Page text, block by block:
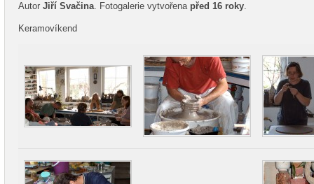
Autor Jiří Svačina. Fotogalerie vytvořena před 16 roky.
Keramovíkend